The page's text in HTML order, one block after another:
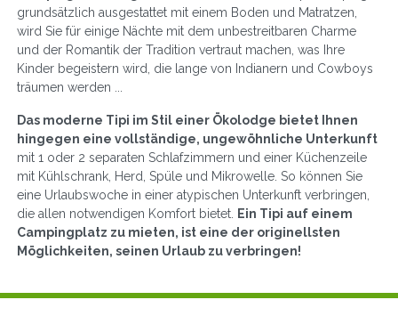
grundsätzlich ausgestattet mit einem Boden und Matratzen,
wird Sie für einige Nächte mit dem unbestreitbaren Charme
und der Romantik der Tradition vertraut machen, was Ihre
Kinder begeistern wird, die lange von Indianern und Cowboys
träumen werden ...
Das moderne Tipi im Stil einer Ökolodge bietet Ihnen
hingegen eine vollständige, ungewöhnliche Unterkunft
mit 1 oder 2 separaten Schlafzimmern und einer Küchenzeile
mit Kühlschrank, Herd, Spüle und Mikrowelle. So können Sie
eine Urlaubswoche in einer atypischen Unterkunft verbringen,
die allen notwendigen Komfort bietet.
Ein Tipi auf einem
Campingplatz zu mieten, ist eine der originellsten
Möglichkeiten, seinen Urlaub zu verbringen!